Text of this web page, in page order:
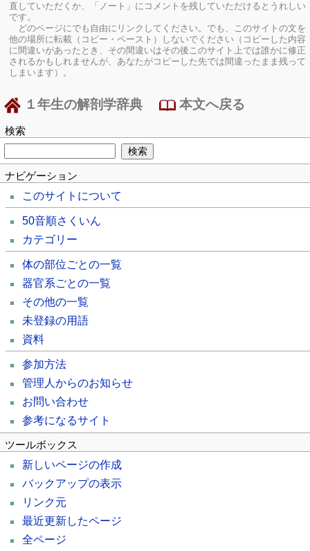
直していただくか、「ノート」にコメントを残していただけるとうれしい
です。
どのページにでも自由にリンクしてください。でも、このサイトの文を
他の場所に転載（コピー・ペースト）しないでください（コピーした内容
に間違いがあったとき、その間違いはその後このサイト上では誰かに修正
されるかもしれませんが、あなたがコピーした先では間違ったまま残って
しまいます）。
１年生の解剖学辞典 本文へ戻る
検索
ナビゲーション
このサイトについて
50音順さくいん
カテゴリー
体の部位ごとの一覧
器官系ごとの一覧
その他の一覧
未登録の用語
資料
参加方法
管理人からのお知らせ
お問い合わせ
参考になるサイト
ツールボックス
新しいページの作成
バックアップの表示
リンク元
最近更新したページ
全ページ